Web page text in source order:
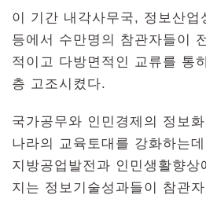
이 기간 내각사무국, 정보산업
등에서 수만명의 참관자들이
적이고 다방면적인 교류를 통
층 고조시켰다.
국가공무와 인민경제의 정보
나라의 교육토대를 강화하는
지방공업발전과 인민생활향
지는 정보기술성과들이 참관